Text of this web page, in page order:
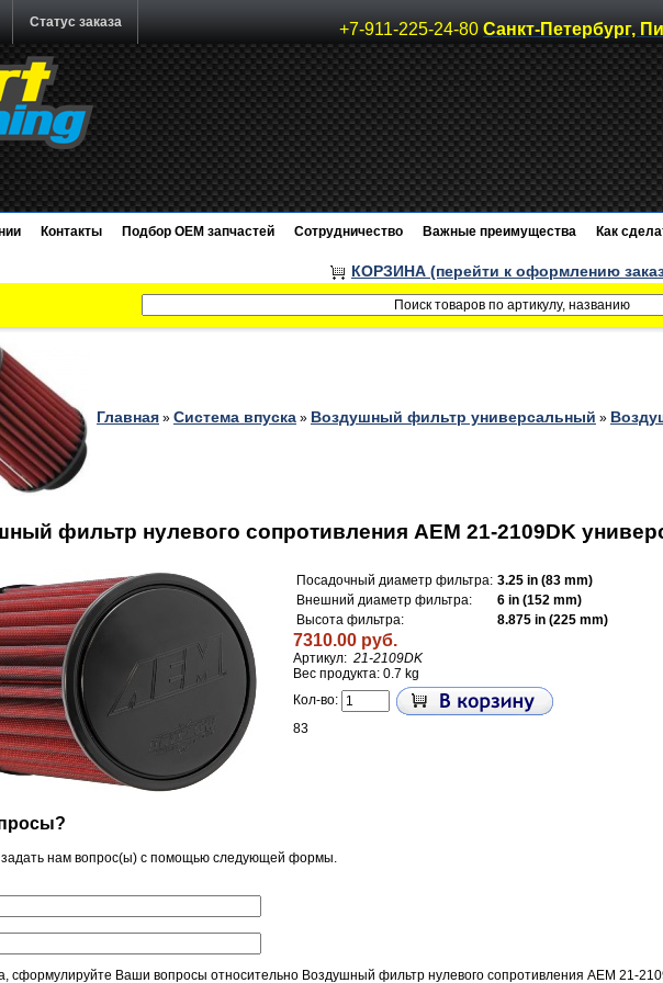
Статус заказа +7-911-225-24-80 Санкт-Петербург,
Контакты Подбор OEM запчастей Сотрудничество Важные преимущества Как
КОРЗИНА (перейти к оформлению
Главная » Система впуска » Воздушный фильтр универсальный »
фильтр нулевого сопротивления AEM 21-2109DK
Посадочный диаметр фильтра: 3.25 in (83 mm)
Внешний диаметр фильтра:
6 in (152 mm)
Высота фильтра:
8.875 in (225 mm)
7310.00 руб.
Артикул: 21-2109DK
Вес продукта: 0.7 kg
Кол-во:
83
нам вопрос(ы) с помощью следующей формы.
сформулируйте Ваши вопросы относительно Воздушный фильтр нулевого сопротивления AEM 21-